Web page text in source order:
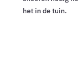
het in de tuin.